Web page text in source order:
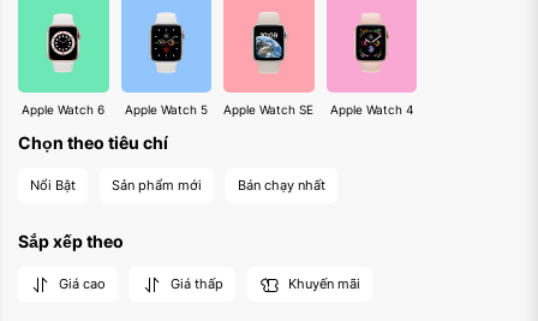
Apple Watch 6 Apple Watch 5 Apple Watch SE Apple Watch 4
Chọn theo tiêu chí
Nổi Bật Sản phẩm mới Bán chạy nhất
Sắp xếp theo
Giá cao Giá thấp Khuyến mãi
Dây cao su